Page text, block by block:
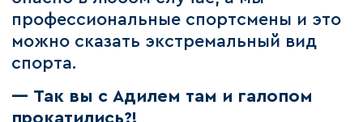
профессиональные спортсмены и это
можно сказать экстремальный вид
спорта.
— Так вы с Адилем там и галопом
прокатились?!